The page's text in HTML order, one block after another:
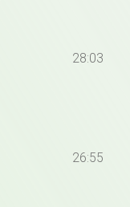
28:03
26:55